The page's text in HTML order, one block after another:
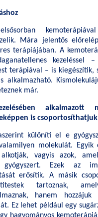
Mára jelentős
terápiájában. A
kezeléssel –
terápiával – is kiegészítik,
alkalmazható.
már.
alkalmazott
is
különíti el e
molekulát. Egyik
vagyis azok,
Ezek az
erősítik. A másik
tartoznak,
hanem
Ez lehet például egy